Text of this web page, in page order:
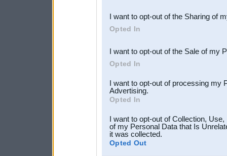
Downstream Participants
third parties.
I want to opt-out of the Sharing of
Opted In
I want to opt-out of the Sale of my
Opted In
I want to opt-out of processing my
Advertising.
Opted In
I want to opt-out of Collection,
of my Personal Data that Is
it was collected.
Opted Out